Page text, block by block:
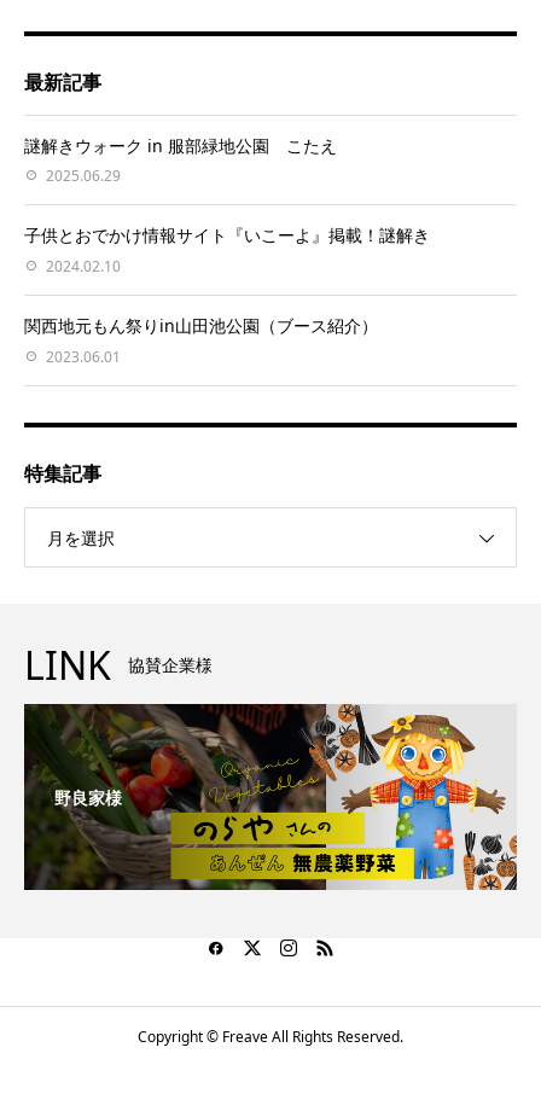
最新記事
謎解きウォーク in 服部緑地公園 こたえ
2025.06.29
子供とおでかけ情報サイト『いこーよ』掲載！謎解き
2024.02.10
関西地元もん祭りin山田池公園（ブース紹介）
2023.06.01
特集記事
月を選択
LINK 協賛企業様
野良家様
Copyright © Freave All Rights Reserved.